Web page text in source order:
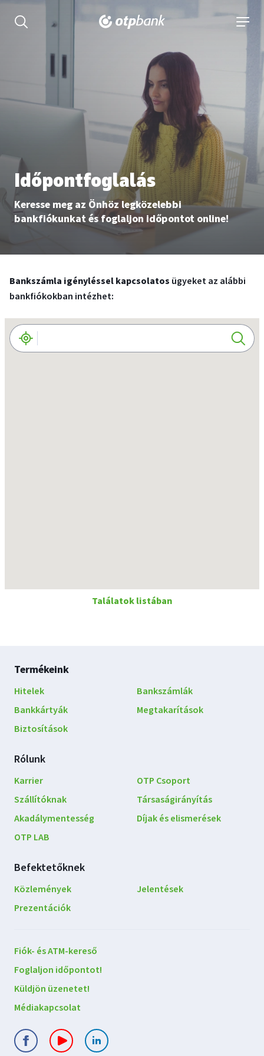
Keresés kinyitása
Időpontfoglalás
Keresse meg az Önhöz legközelebbi
bankfiókunkat és foglaljon időpontot online!
Időpontfoglalás
Bankszámla igényléssel kapcsolatos ügyeket az alábbi
bankfiókokban intézhet:
Találatok listában
Lábléc
navigáció
Termékeink
Hitelek
Bankszámlák
Bankkártyák
Megtakarítások
Biztosítások
Rólunk
Karrier
Szállítóknak
Akadálymentesség
OTP LAB
OTP Csoport
Társaságirányítás
Díjak és elismerések
Befektetőknek
Közlemények
Jelentések
Prezentációk
Lépjen
kapcsolatba
velünk
Fiók- és ATM-kereső
Foglaljon időpontot!
Küldjön üzenetet!
Médiakapcsolat